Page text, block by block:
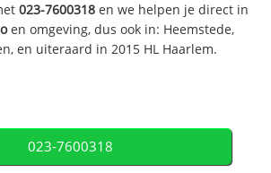
023-7600318 en we helpen je direct in
en omgeving, dus ook in: Heemstede,
en uiteraard in 2015 HL Haarlem.
023-7600318